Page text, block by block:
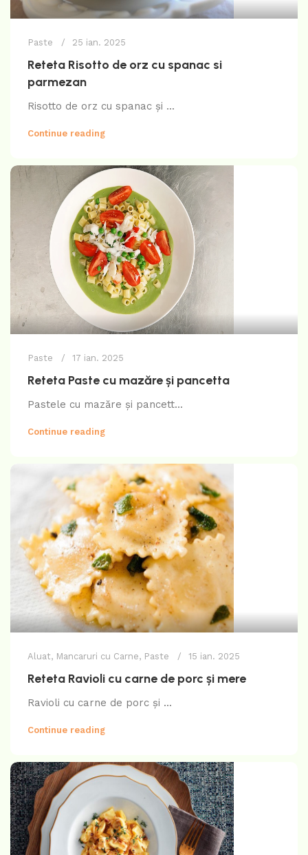
Paste 25 ian. 2025
Reteta Risotto de orz cu spanac si
parmezan
Risotto de orz cu spanac și ...
Continue reading
Paste 17 ian. 2025
Reteta Paste cu mazăre și pancetta
Pastele cu mazăre și pancett...
Continue reading
Aluat, Mancaruri cu Carne, Paste 15 ian. 2025
Reteta Ravioli cu carne de porc și mere
Ravioli cu carne de porc și ...
Continue reading